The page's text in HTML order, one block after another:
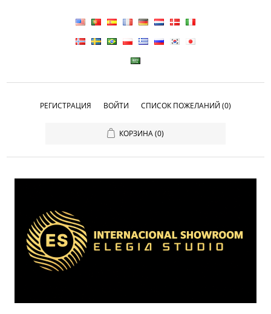
РЕГИСТРАЦИЯ ВОЙТИ СПИСОК ПОЖЕЛАНИЙ (0)
КОРЗИНА(0)